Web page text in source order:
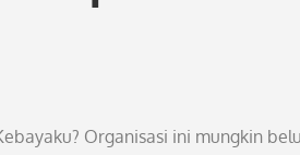
Organisasi ini mungkin